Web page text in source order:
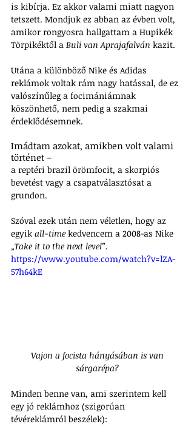
is kibírja. Ez akkor valami miatt nagyon
tetszett. Mondjuk ez abban az évben volt,
amikor rongyosra hallgattam a Hupikék
Törpikéktől a Buli van Aprajafalván kazit.
Utána a különböző Nike és Adidas
reklámok voltak rám nagy hatással, de ez
valószínűleg a focimániámnak
köszönhető, nem pedig a szakmai
érdeklődésemnek.
Imádtam azokat, amikben volt valami
történet –
a reptéri brazil örömfocit, a skorpiós
bevetést vagy a csapatválasztósat a
grundon.
Szóval ezek után nem véletlen, hogy az
egyik all-time kedvencem a 2008-as Nike
„Take it to the next level”.
https://www.youtube.com/watch?v=lZA-
57h64kE
sárgarépa?
Minden benne van, ami szerintem kell
egy jó reklámhoz (szigorúan
tévéreklámról beszélek):